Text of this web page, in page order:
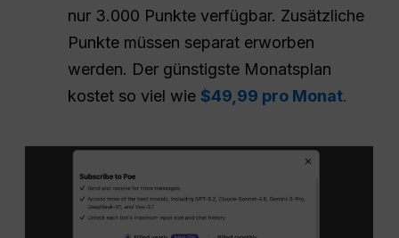
nur 3.000 Punkte verfügbar. Zusätzliche
Punkte müssen separat erworben
werden. Der günstigste Monatsplan
kostet so viel wie$49,99 pro Monat.